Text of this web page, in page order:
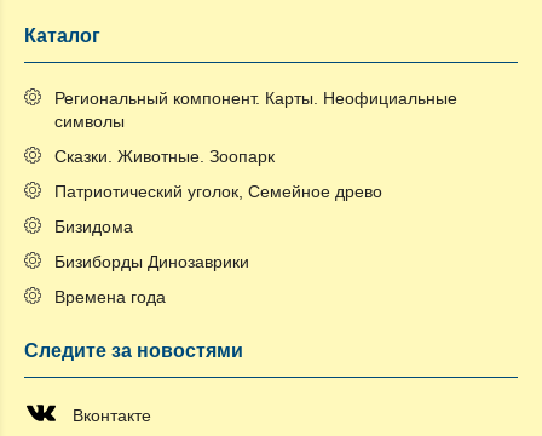
Каталог
Региональный компонент. Карты. Неофициальные
символы
Сказки. Животные. Зоопарк
Патриотический уголок, Семейное древо
Бизидома
Бизиборды Динозаврики
Времена года
Следите за новостями
Вконтакте